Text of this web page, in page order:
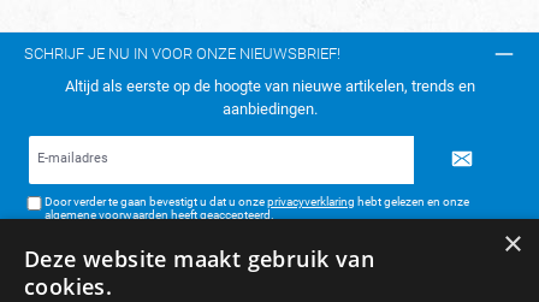
SCHRIJF JE NU IN VOOR ONZE NIEUWSBRIEF!
Altijd als eerste op de hoogte van nieuwe artikelen, trends en
aanbiedingen.
Door verder te gaan bevestigt u dat u onzeprivacyverklaring hebt gelezen en onze
algemene voorwaarden heeft geaccepteerd.
TELEFONISCH CONTACT:
×
Deze website maakt gebruik van
cookies.